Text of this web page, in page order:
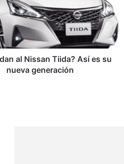
al Nissan Tiida? Así es su
nueva generación